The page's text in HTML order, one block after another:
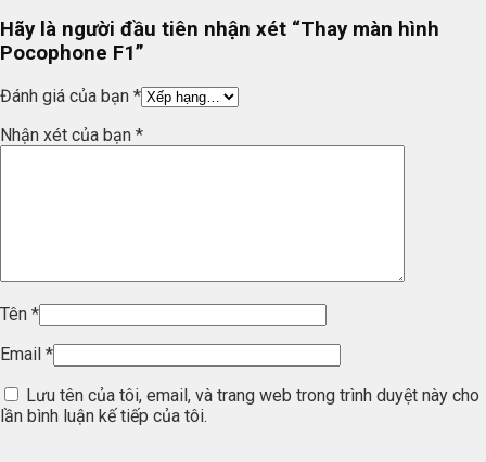
Hãy là người đầu tiên nhận xét “Thay màn hình
Pocophone F1”
Đánh giá của bạn *
Nhận xét của bạn *
Tên *
Email *
Lưu tên của tôi, email, và trang web trong trình duyệt này cho
lần bình luận kế tiếp của tôi.